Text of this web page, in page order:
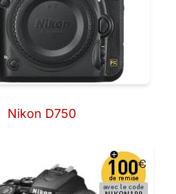
Nikon D750